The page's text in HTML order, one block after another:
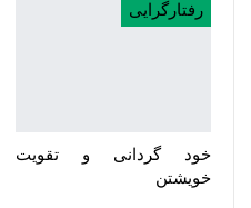
رفتارگرایی
خود گردانی و تقویت
خویشتن